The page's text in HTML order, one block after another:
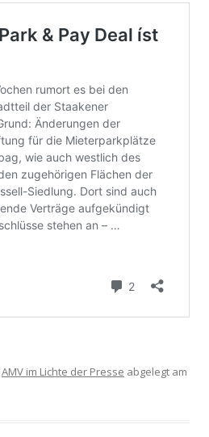
AMV im Lichte der Presse abgelegt am